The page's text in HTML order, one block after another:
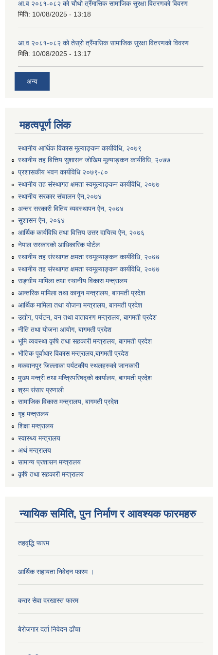
आ.व २०८१-०८२ को चौथो त्रैंमासिक सामाजिक सुरक्षा वितरणको विवरण
मिति: 10/08/2025 - 13:18
आ.व २०८१-०८२ को तेस्रो त्रैंमासिक सामाजिक सुरक्षा वितरणको विवरण
मिति: 10/08/2025 - 13:17
अन्य
महत्वपूर्ण लिंक
स्थानीय आर्थिक विकास मूल्याङ्कन कार्यविधि, २०७९
स्थानीय तह बित्तिय सुशासन जोखिम मूल्याङ्कन कार्यविधि, २०७७
प्रशासकीय भवन कार्यविधि २०७९-८०
स्थानीय तह संस्थागत क्षमता स्वमूल्याङ्कन कार्यविधि, २०७७
स्थानीय सरकार संचालन ऐन,२०७४
अन्तर सरकारी वितिय व्यवस्थापन ऐन, २०७४
सुशासन ऐन, २०६४
आर्थिक कार्यविधि तथा वित्तिय उत्तर दायित्व ऐन, २०७६
नेपाल सरकारको आधिकारिक पोर्टल
स्थानीय तह संस्थागत क्षमता स्वमूल्याङ्कन कार्यविधि, २०७७
स्थानीय तह संस्थागत क्षमता स्वमूल्याङ्कन कार्यविधि, २०७७
सङ्घीय मामिला तथा स्थानीय विकास मन्त्रालय
आन्तरिक मामिला तथा कानून मन्त्रालय, बागमती प्रदेश
आर्थिक मामिला तथा योजना मन्त्रालय, बागमती प्रदेश
उद्योग, पर्यटन, वन तथा वातावरण मन्त्रालय, बागमती प्रदेश
नीति तथा योजना आयोग, बागमती प्रदेश
भूमि व्यवस्था कृषि तथा सहकारी मन्त्रालय, बागमती प्रदेश
भौतिक पूर्वाधार विकास मन्त्रालय,बागमती प्रदेश
मकवानपुर जिल्लाका पर्यटकीय स्थलहरुको जानकारी
मुख्य मन्त्री तथा मन्त्रिपरिषद्को कार्यालय, बागमती प्रदेश
श्रम संसार प्रणाली
सामाजिक विकास मन्त्रालय, बागमती प्रदेश
गृह मन्त्रालय
शिक्षा मन्त्रालय
स्वास्थ्य मन्त्रालय
अर्थ मन्त्रालय
सामान्य प्रशासन मन्त्रालय
कृषि तथा सहकारी मन्त्रालय
न्यायिक समिति, पुन निर्माण र आवश्यक फारमहरु
तहवृद्धि फारम
आर्थिक सहायता निवेदन फारम ।
करार सेवा दरखास्त फारम
बेरोजगार दर्ता निवेदन ढाँचा